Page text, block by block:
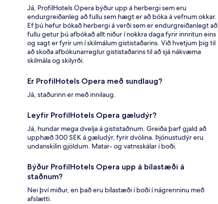
Já, ProfilHotels Opera býður upp á herbergi sem eru
endurgreiðanleg að fullu sem hægt er að bóka á vefnum okkar.
Ef þú hefur bókað herbergi á verði sem er endurgreiðanlegt að
fullu getur þú afbókað allt niður í nokkra daga fyrir innritun eins
og sagt er fyrir um í skilmálum gististaðarins. Við hvetjum þig til
að skoða afbókunarreglur gististaðarins til að sjá nákvæma
skilmála og skilyrði.
Er ProfilHotels Opera með sundlaug?
Já, staðurinn er með innilaug.
Leyfir ProfilHotels Opera gæludýr?
Já, hundar mega dvelja á gististaðnum. Greiða þarf gjald að
upphæð 300 SEK á gæludýr, fyrir dvölina. Þjónustudýr eru
undanskilin gjöldum. Matar- og vatnsskálar í boði.
Býður ProfilHotels Opera upp á bílastæði á
staðnum?
Nei því miður, en það eru bílastæði í boði í nágrenninu með
afslætti.